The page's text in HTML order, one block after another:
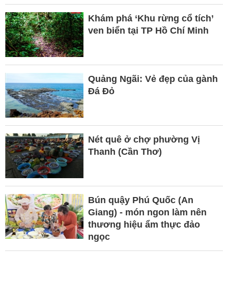
Khám phá ‘Khu rừng cổ tích’
ven biển tại TP Hồ Chí Minh
Quảng Ngãi: Vẻ đẹp của gành
Đá Đỏ
Nét quê ở chợ phường Vị
Thanh (Cần Thơ)
Bún quậy Phú Quốc (An
Giang) - món ngon làm nên
thương hiệu ẩm thực đảo
ngọc